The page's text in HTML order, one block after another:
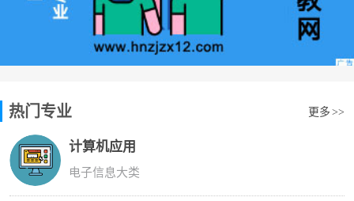
热门专业 更多 >>
计算机应用
电子信息大类